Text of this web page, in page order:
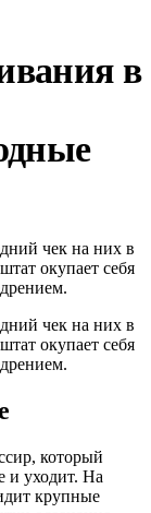
в
чек на них в
окупает себя
чек на них в
окупает себя
который
и уходит. На
крупные